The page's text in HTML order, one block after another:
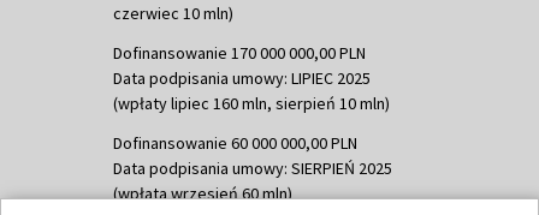
czerwiec 10 mln)
Dofinansowanie 170 000 000,00 PLN
Data podpisania umowy: LIPIEC 2025
(wpłaty lipiec 160 mln, sierpień 10 mln)
Dofinansowanie 60 000 000,00 PLN
Data podpisania umowy: SIERPIEŃ 2025
(wpłata wrzesień 60 mln)